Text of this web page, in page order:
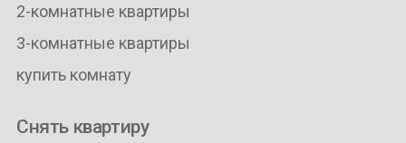
2-комнатные квартиры
3-комнатные квартиры
купить комнату
Снять квартиру